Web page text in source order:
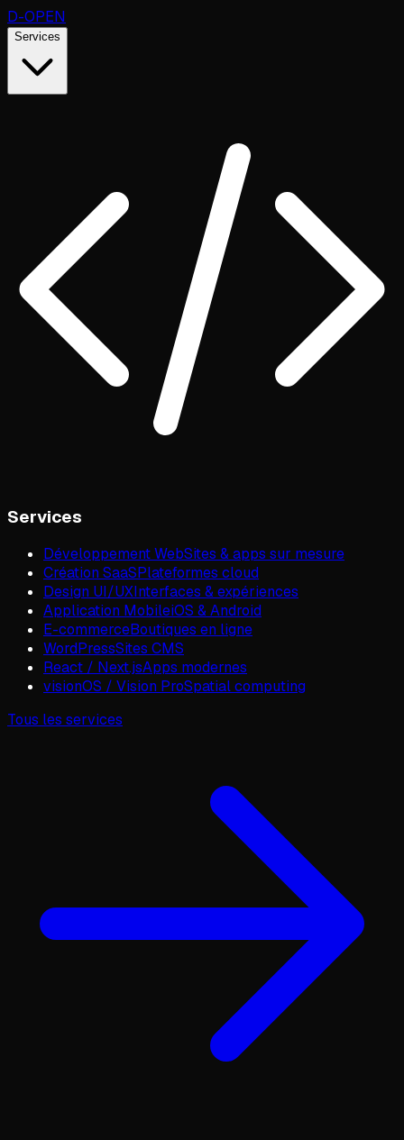
D-OPEN
Services
Services
Développement WebSites & apps sur mesure
Création SaaSPlateformes cloud
Design UI/UXInterfaces & expériences
Application MobileiOS & Android
E-commerceBoutiques en ligne
WordPressSites CMS
React / Next.jsApps modernes
visionOS / Vision ProSpatial computing
Tous les services